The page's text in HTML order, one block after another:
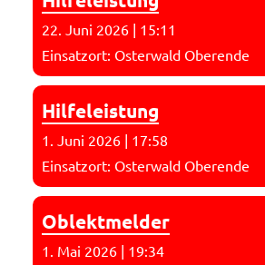
22. Juni 2026 | 15:11
Einsatzort: Osterwald Oberende
Hilfeleistung
1. Juni 2026 | 17:58
Einsatzort: Osterwald Oberende
Oblektmelder
1. Mai 2026 | 19:34